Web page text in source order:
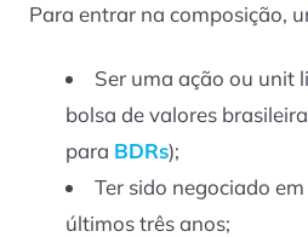
Para entrar na composição,
Ser uma ação ou unit
bolsa de valores
para BDRs);
Ter sido negociado
últimos três anos;